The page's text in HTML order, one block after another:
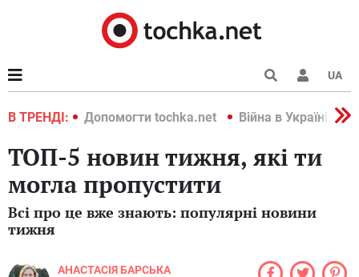
UA
В ТРЕНДІ:
2022 Допомогти tochka.net Війна в Україні 2022
ТОП-5 новин тижня, які ти
могла пропустити
Всі про це вже знають: популярні новини
тижня
АНАСТАСІЯ БАРСЬКА